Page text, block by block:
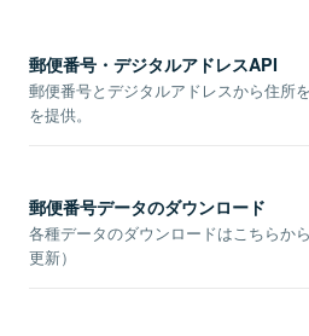
郵便番号・デジタルアドレスAPI
郵便番号とデジタルアドレスから住所
を提供。
郵便番号データのダウンロード
各種データのダウンロードはこちらか
更新）